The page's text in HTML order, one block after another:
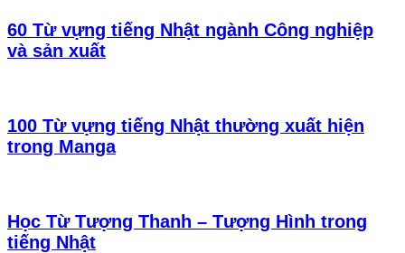
60 Từ vựng tiếng Nhật ngành Công nghiệp
và sản xuất
100 Từ vựng tiếng Nhật thường xuất hiện
trong Manga
Học Từ Tượng Thanh – Tượng Hình trong
tiếng Nhật